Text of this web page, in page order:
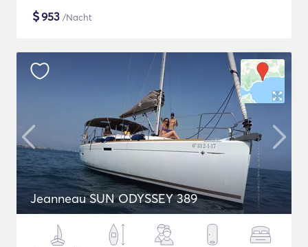
$953 /Nacht
Jeanneau SUN ODYSSEY 389